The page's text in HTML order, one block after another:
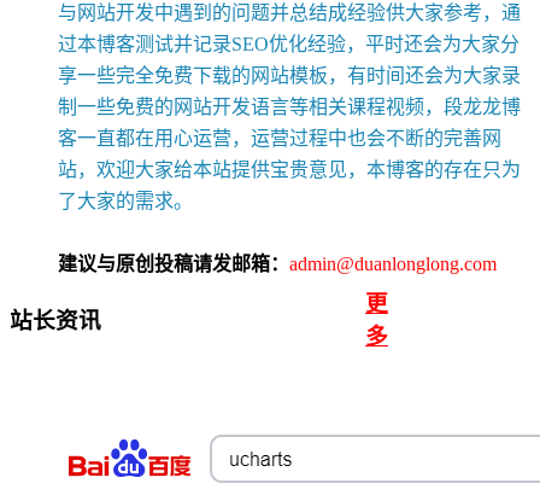
与网站开发中遇到的问题并总结成经验供大家参考，通
过本博客测试并记录SEO优化经验，平时还会为大家分
享一些完全免费下载的网站模板，有时间还会为大家录
制一些免费的网站开发语言等相关课程视频，段龙龙博
客一直都在用心运营，运营过程中也会不断的完善网
站，欢迎大家给本站提供宝贵意见，本博客的存在只为
了大家的需求。
建议与原创投稿请发邮箱： admin@duanlonglong.com
站长资讯
更
多